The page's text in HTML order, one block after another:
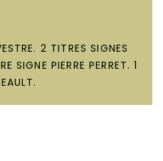
2 TITRES SIGNES
SIGNE PIERRE PERRET. 1